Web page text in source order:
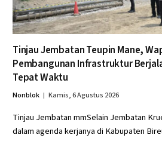
Tinjau Jembatan Teupin Mane,
Pembangunan Infrastruktur
Tepat Waktu
Nonblok Kamis, 6 Agustus 2026
Tinjau Jembatan mmSelain Jembatan
dalam agenda kerjanya di Kabupaten